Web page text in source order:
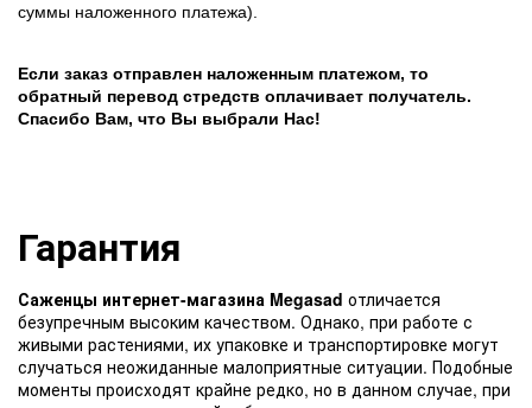
суммы наложенного платежа).
Если заказ отправлен наложенным платежом, то
обратный перевод стредств оплачивает получатель.
Спасибо Вам, что Вы выбрали Нас!
Гарантия
Саженцы интернет-магазина Megasad отличается
безупречным высоким качеством. Однако, при работе с
живыми растениями, их упаковке и транспортировке могут
случаться неожиданные малоприятные ситуации. Подобные
моменты происходят крайне редко, но в данном случае, при